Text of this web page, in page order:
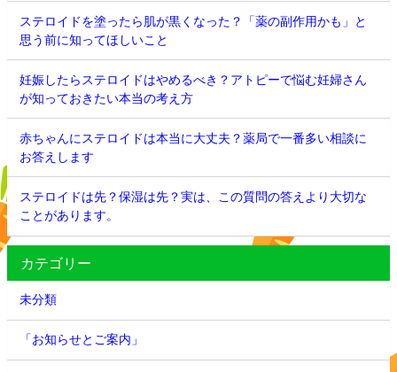
ステロイドを塗ったら肌が黒くなった？「薬の副作用かも」と
思う前に知ってほしいこと
妊娠したらステロイドはやめるべき？アトピーで悩む妊婦さん
が知っておきたい本当の考え方
赤ちゃんにステロイドは本当に大丈夫？薬局で一番多い相談に
お答えします
ステロイドは先？保湿は先？実は、この質問の答えより大切な
ことがあります。
カテゴリー
未分類
「お知らせとご案内」